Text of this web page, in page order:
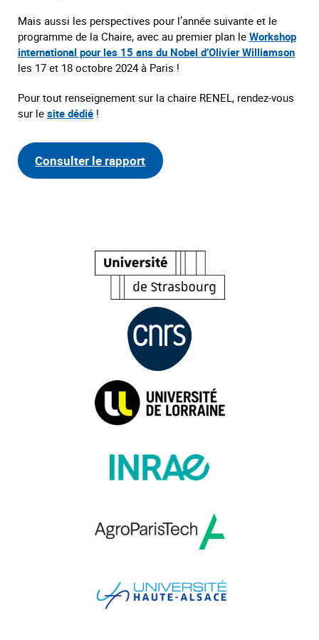
Mais aussi les perspectives pour l’année suivante et le
programme de la Chaire, avec au premier plan le Workshop
international pour les 15 ans du Nobel d’Olivier Williamson
les 17 et 18 octobre 2024 à Paris !
Pour tout renseignement sur la chaire RENEL, rendez-vous
sur le site dédié !
Consulter le rapport